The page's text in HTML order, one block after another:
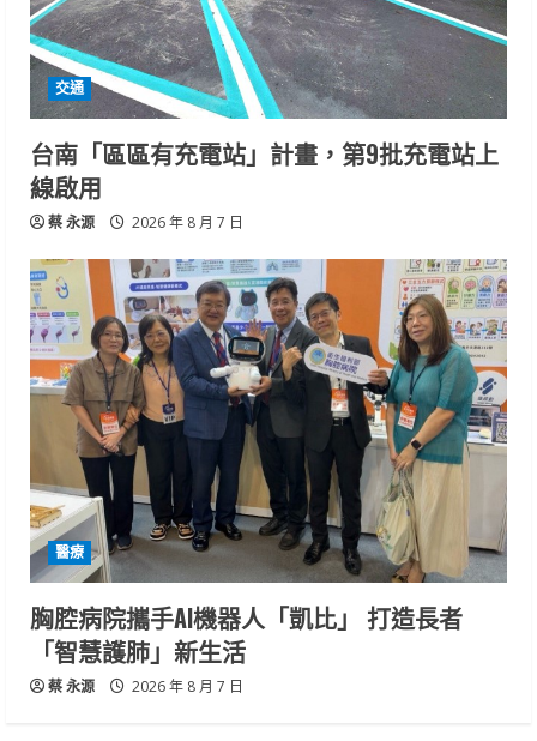
交通
台南「區區有充電站」計畫，第9批充電站上
線啟用
蔡 永源 2026 年 8 月 7 日
醫療
胸腔病院攜手AI機器人「凱比」 打造長者
「智慧護肺」新生活
蔡 永源 2026 年 8 月 7 日